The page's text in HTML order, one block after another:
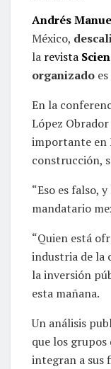
Andrés
México,
la revista
organizado
En la
López
importante en
construcción,
“Eso es falso,
mandatario
“Quien está
industria de la
la inversión
esta mañana.
Un análisis
que los
integran a sus